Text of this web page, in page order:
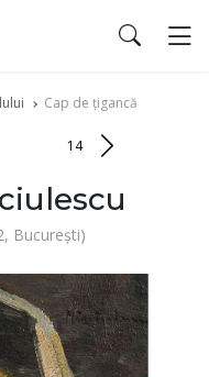
Cap de țigancă
14
București)